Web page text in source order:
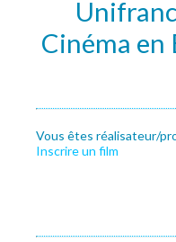
Cinéma en
Vous êtes réalisateur/
Inscrire un film